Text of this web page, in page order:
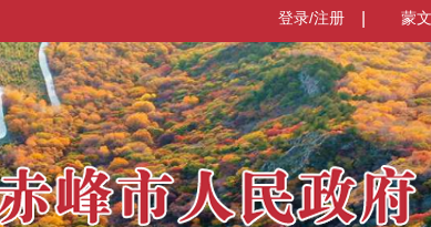
蒙
登录/注册